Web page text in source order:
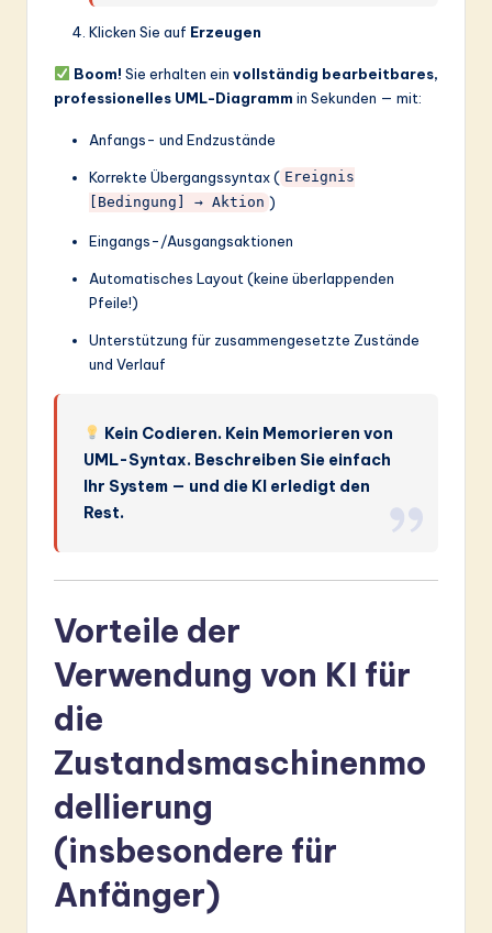
Klicken Sie auf Erzeugen
Boom! Sie erhalten ein vollständig bearbeitbares,
professionelles UML-Diagramm in Sekunden — mit:
Anfangs- und Endzustände
Korrekte Übergangssyntax ( Ereignis
[Bedingung] → Aktion )
Eingangs-/Ausgangsaktionen
Automatisches Layout (keine überlappenden
Pfeile!)
Unterstützung für zusammengesetzte Zustände
und Verlauf
Kein Codieren. Kein Memorieren von
UML-Syntax. Beschreiben Sie einfach
Ihr System — und die KI erledigt den
Rest.
Vorteile der
Verwendung von KI für
die
Zustandsmaschinenmo
dellierung
(insbesondere für
Anfänger)